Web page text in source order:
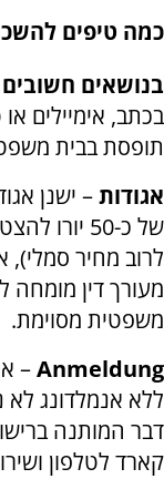
כמה טיפים
בנושאים חשובים
בכתב, אימיילים
תופסת בבית
אגודות– ישנן
של כ-50
לרוב מחיר סמלי),
מעורך דין מומחה
משפטית מסוימת.
Anmeldung
–
ללא אנמלדונג לא
דבר המותנה
קארד לטלפון